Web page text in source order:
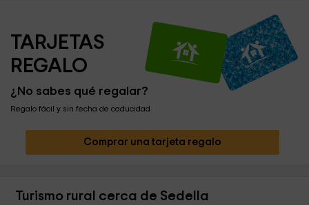
TARJETAS
REGALO
¿No sabes qué regalar?
Regalo fácil y sin fecha de caducidad
Comprar una tarjeta regalo
Turismo rural cerca de Sedella